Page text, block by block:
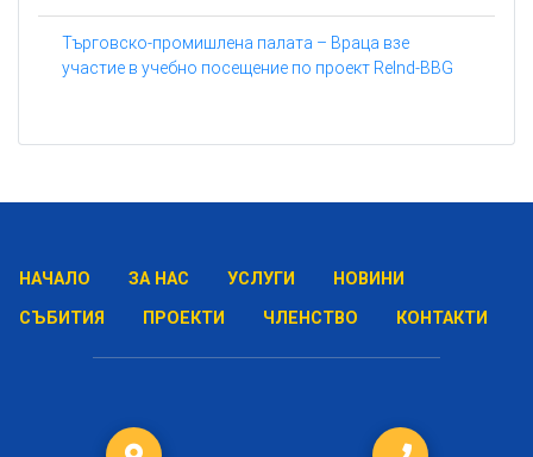
Търговско-промишлена палата – Враца взе
участие в учебно посещение по проект ReInd-BBG
НАЧАЛО ЗА НАС УСЛУГИ
НОВИНИ
СЪБИТИЯ
ПРОЕКТИ ЧЛЕНСТВО КОНТАКТИ